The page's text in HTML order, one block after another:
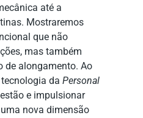
até a
Mostraremos
que não
mas também
de alongamento. Ao
da Personal
e impulsionar
nova dimensão